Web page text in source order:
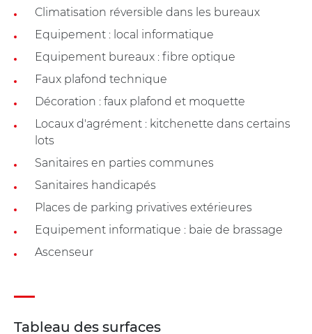
Climatisation réversible dans les bureaux
Equipement : local informatique
Equipement bureaux : fibre optique
Faux plafond technique
Décoration : faux plafond et moquette
Locaux d'agrément : kitchenette dans certains
lots
Sanitaires en parties communes
Sanitaires handicapés
Places de parking privatives extérieures
Equipement informatique : baie de brassage
Ascenseur
Tableau des surfaces